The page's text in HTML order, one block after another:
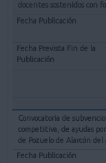
docentes sostenidos con
Convocatoria de
competitiva, de ayudas
de Pozuelo de Alarcón del